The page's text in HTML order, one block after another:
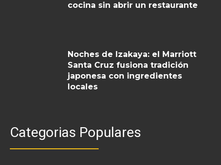
cocina sin abrir un restaurante
Noches de Izakaya: el Marriott
Santa Cruz fusiona tradición
japonesa con ingredientes
locales
Categorias Populares